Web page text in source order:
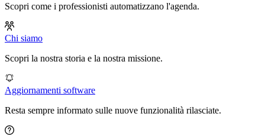
Scopri come i professionisti automatizzano l'agenda.
Chi siamo
Scopri la nostra storia e la nostra missione.
Aggiornamenti software
Resta sempre informato sulle nuove funzionalità rilasciate.